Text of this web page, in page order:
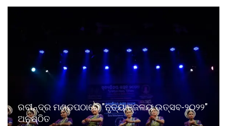
ରବୀନ୍ଦ୍ର ମଣ୍ଡପଠାରେ "ନୃତ୍ୟାଞ୍ଜଳୟ ଉତ୍ସବ-୨୦୨୨"
ଅନୁଷ୍ଠିତ